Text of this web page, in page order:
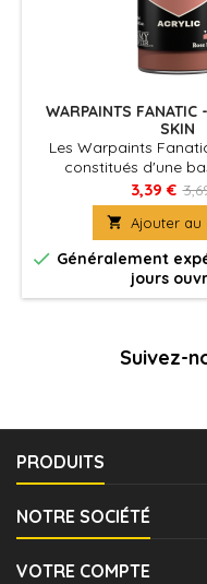
WARPAINTS FANATIC
SKIN
Les Warpaints
constitués d'une
acrylique très
pigments de haute
supérieure sur la
figurine.
3,39 €
 Ajouter au
 Généralement
jours
Suivez-
PRODUITS
NOTRE SOCIÉTÉ
VOTRE COMPTE